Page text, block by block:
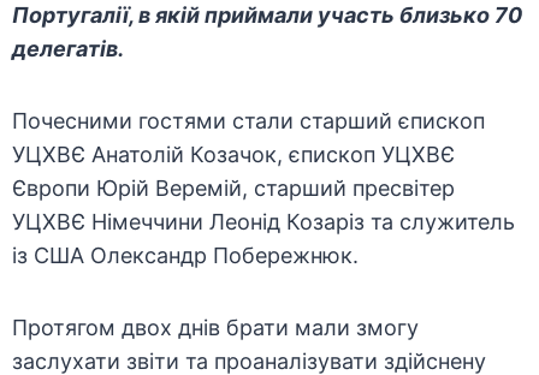
Португалії, в якій приймали участь близько 70
делегатів.
Почесними гостями стали старший єпископ
УЦХВЄ Анатолій Козачок, єпископ УЦХВЄ
Європи Юрій Веремій, старший пресвітер
УЦХВЄ Німеччини Леонід Козаріз та служитель
із США Олександр Побережнюк.
Протягом двох днів брати мали змогу
заслухати звіти та проаналізувати здійснену